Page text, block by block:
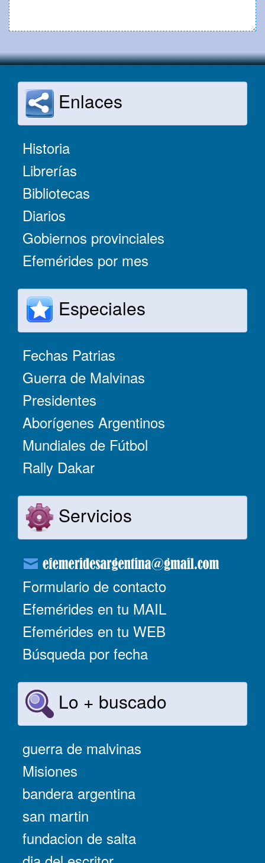
Enlaces
Historia
Librerías
Bibliotecas
Diarios
Gobiernos provinciales
Efemérides por mes
Especiales
Fechas Patrias
Guerra de Malvinas
Presidentes
Aborígenes Argentinos
Mundiales de Fútbol
Rally Dakar
Servicios
Formulario de contacto
Efemérides en tu MAIL
Efemérides en tu WEB
Búsqueda por fecha
Lo + buscado
guerra de malvinas
Misiones
bandera argentina
san martin
fundacion de salta